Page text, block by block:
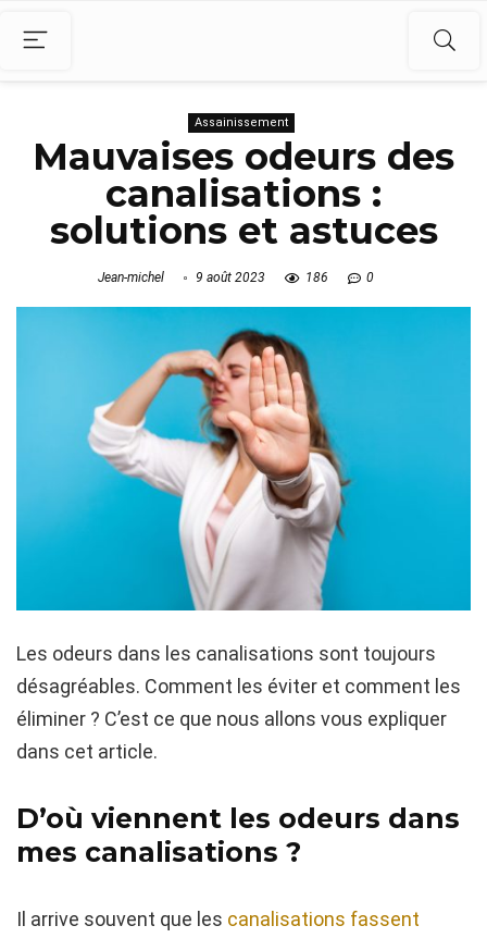
Assainissement
Mauvaises odeurs des
canalisations :
solutions et astuces
Jean-michel 9 août 2023 186 0
Les odeurs dans les canalisations sont toujours
désagréables. Comment les éviter et comment les
éliminer ? C’est ce que nous allons vous expliquer
dans cet article.
D’où viennent les odeurs dans
mes canalisations ?
Il arrive souvent que les canalisations fassent